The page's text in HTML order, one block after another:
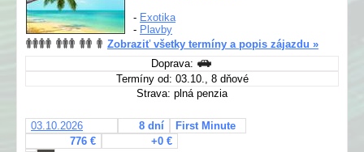
- Exotika
- Plavby
Zobraziť všetky termíny a popis zájazdu »
Doprava:
Termíny od: 03.10., 8 dňové
Strava: plná penzia
03.10.2026 8 dní
First Minute
776 €
+0 €